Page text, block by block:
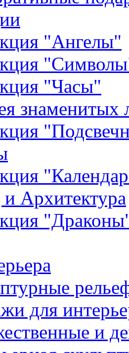
"Ангелы"
"Часы"
знаменитых
Архитектура
для
и